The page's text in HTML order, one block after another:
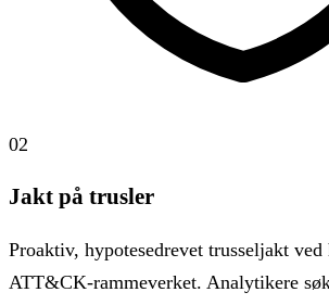
02
Jakt på trusler
Proaktiv, hypotesedrevet trusseljakt
ATT&CK-rammeverket. Analytikere